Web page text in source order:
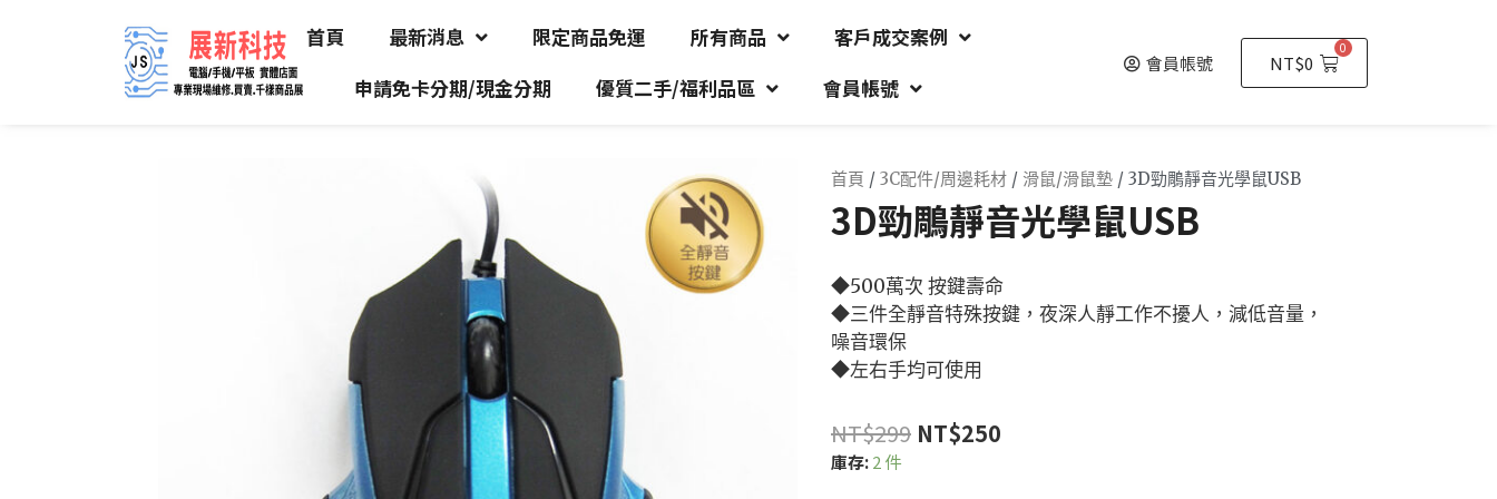
首頁 最新消息 限定商品免運 所有商品
客戶成交案例
申請免卡分期/現金分期
優質二手/福利品區 會員帳號
會員帳號 NT$0
0
首頁 / 3C配件/周邊耗材 / 滑鼠/滑鼠墊 / 3D勁鵰靜音光學鼠USB
3D勁鵰靜音光學鼠USB
◆500萬次 按鍵壽命
◆三件全靜音特殊按鍵，夜深人靜工作不擾人，減低音量，
噪音環保
◆左右手均可使用
NT$299 NT$250
庫存:2 件